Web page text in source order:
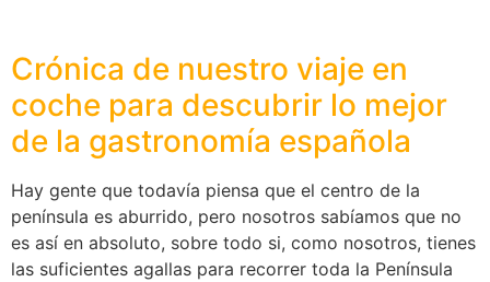
Crónica de nuestro viaje en
coche para descubrir lo mejor
de la gastronomía española
Hay gente que todavía piensa que el centro de la
península es aburrido, pero nosotros sabíamos que no
es así en absoluto, sobre todo si, como nosotros, tienes
las suficientes agallas para recorrer toda la Península